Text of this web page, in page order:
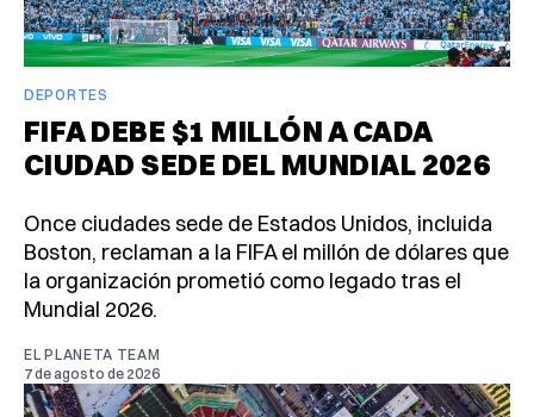
DEPORTES
FIFA DEBE $1 MILLÓN A CADA
CIUDAD SEDE DEL MUNDIAL 2026
Once ciudades sede de Estados Unidos, incluida
Boston, reclaman a la FIFA el millón de dólares que
la organización prometió como legado tras el
Mundial 2026.
EL PLANETA TEAM
7 de agosto de 2026